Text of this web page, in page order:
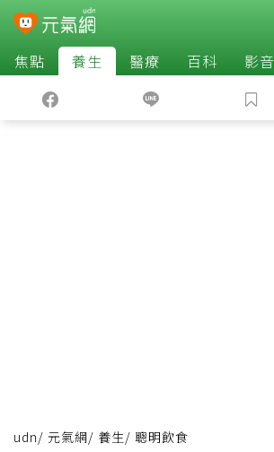
焦點 養生 醫療 百科 影音
udn/ 元氣網/ 養生/ 聰明飲食